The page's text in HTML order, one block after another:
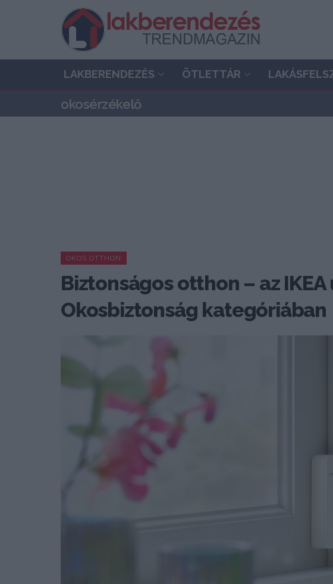
LAKBERENDEZÉS ÖTLETTÁR
okosérzékelő
OKOS OTTHON
Biztonságos otthon – az
Okosbiztonság kategóriában